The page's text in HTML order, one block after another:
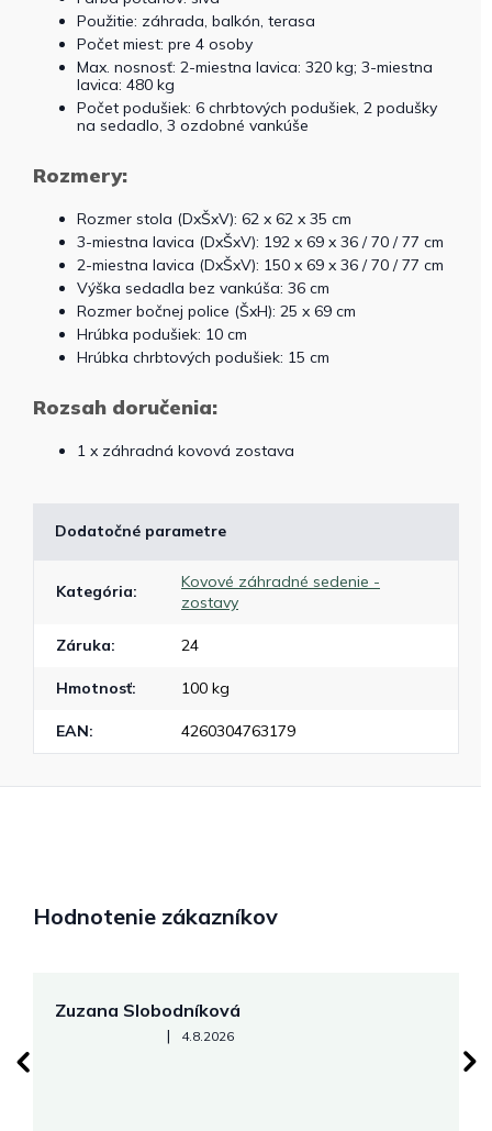
Použitie: záhrada, balkón, terasa
Počet miest: pre 4 osoby
Max. nosnosť: 2-miestna lavica: 320 kg; 3-miestna
lavica: 480 kg
Počet podušiek: 6 chrbtových podušiek, 2 podušky
na sedadlo, 3 ozdobné vankúše
Rozmery:
Rozmer stola (DxŠxV): 62 x 62 x 35 cm
3-miestna lavica (DxŠxV): 192 x 69 x 36 / 70 / 77 cm
2-miestna lavica (DxŠxV): 150 x 69 x 36 / 70 / 77 cm
Výška sedadla bez vankúša: 36 cm
Rozmer bočnej police (ŠxH): 25 x 69 cm
Hrúbka podušiek: 10 cm
Hrúbka chrbtových podušiek: 15 cm
Rozsah doručenia:
1 x záhradná kovová zostava
Dodatočné parametre
Kategória:
Kovové záhradné sedenie -
zostavy
Záruka: 24
Hmotnosť: 100 kg
EAN: 4260304763179
Hodnotenie zákazníkov
Zuzana Slobodníková
Hodnotenie obchodu je 5 z 5 hviezdičiek.
| 4.8.2026